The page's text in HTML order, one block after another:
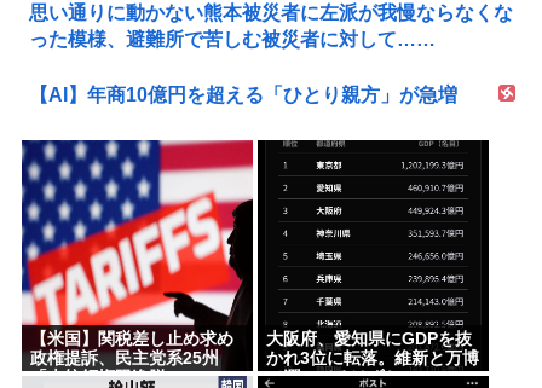
思い通りに動かない熊本被災者に左派が我慢ならなくな
った模様、避難所で苦しむ被災者に対して……
【AI】年商10億円を超える「ひとり親方」が急増
【米国】関税差し止め求め
政権提訴、民主党系25州
「大統領権限逸脱」
大阪府、愛知県にGDPを抜
かれ3位に転落。維新と万博
で潤ってるはずじゃ…